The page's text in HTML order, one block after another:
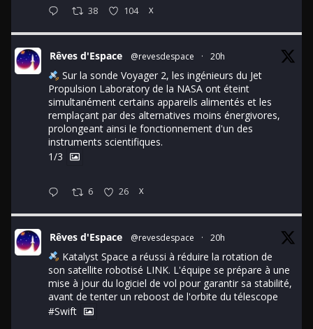
38 104 X
Rêves d'Espace @revesdespace · 20h
Sur la sonde Voyager 2, les ingénieurs du Jet
Propulsion Laboratory de la NASA ont éteint
simultanément certains appareils alimentés et les
remplaçant par des alternatives moins énergivores,
prolongeant ainsi le fonctionnement d'un des
instruments scientifiques.
1/3
6 26 X
Rêves d'Espace @revesdespace · 20h
Katalyst Space a réussi à réduire la rotation de
son satellite robotisé LINK. L'équipe se prépare à une
mise à jour du logiciel de vol pour garantir sa stabilité,
avant de tenter un reboost de l'orbite du télescope
#Swift